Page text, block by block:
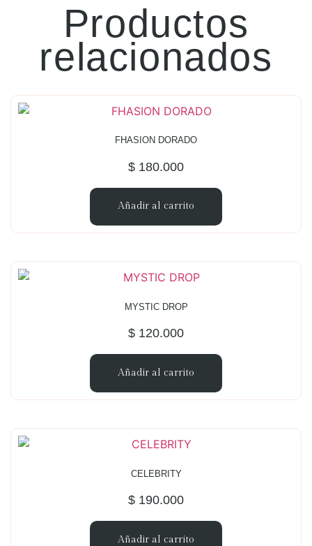
Productos
relacionados
FHASION DORADO
$180.000
Añadir al carrito
MYSTIC DROP
$120.000
Añadir al carrito
CELEBRITY
$190.000
Añadir al carrito